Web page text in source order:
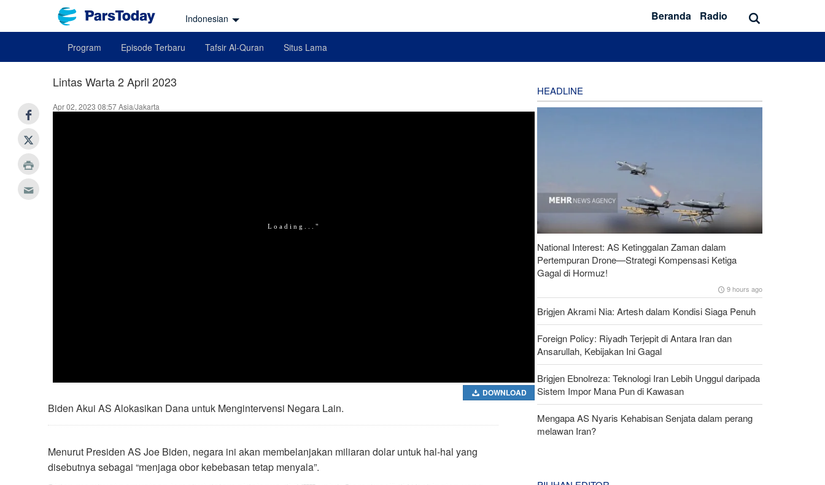
Indonesian Beranda Radio
Program Episode Terbaru Tafsir Al-Quran Situs Lama
Lintas Warta 2 April 2023
Apr 02, 2023 08:57 Asia/Jakarta
DOWNLOAD
Biden Akui AS Alokasikan Dana untuk Mengintervensi Negara Lain.
Menurut Presiden AS Joe Biden, negara ini akan membelanjakan miliaran dolar untuk hal-hal yang
disebutnya sebagai “menjaga obor kebebasan tetap menyala”.
HEADLINE
National Interest: AS Ketinggalan Zaman dalam
Pertempuran Drone—Strategi Kompensasi Ketiga
Gagal di Hormuz!
9 hours ago
Brigjen Akrami Nia: Artesh dalam Kondisi Siaga Penuh
Foreign Policy: Riyadh Terjepit di Antara Iran dan
Ansarullah, Kebijakan Ini Gagal
Brigjen Ebnolreza: Teknologi Iran Lebih Unggul daripada
Sistem Impor Mana Pun di Kawasan
Mengapa AS Nyaris Kehabisan Senjata dalam perang
melawan Iran?